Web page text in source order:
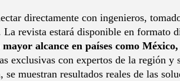
directamente con ingenieros,
revista estará disponible en formato
alcance en países como
exclusivas con expertos de la región y
muestran resultados reales de las